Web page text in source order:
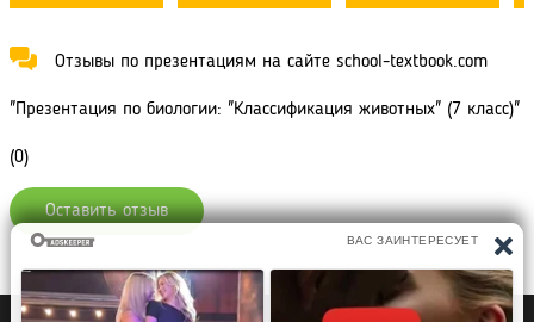
Отзывы по презентациям на сайте school-textbook.com
"Презентация по биологии: "Классификация животных" (7 класс)"
(0)
Оставить отзыв